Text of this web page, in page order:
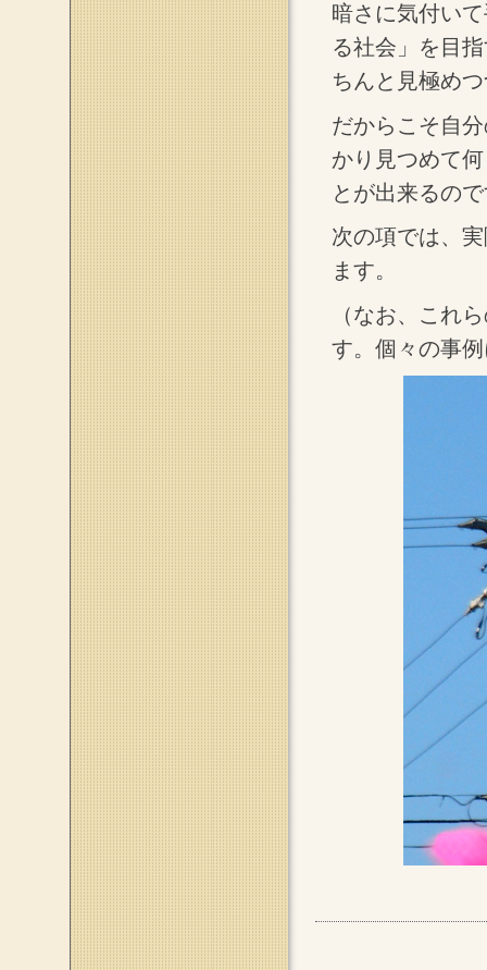
暗さに気付い
る社会」を目
ちんと見極め
だからこそ自
かり見つめて
とが出来るの
次の項では、
ます。
（なお、これ
す。個々の事